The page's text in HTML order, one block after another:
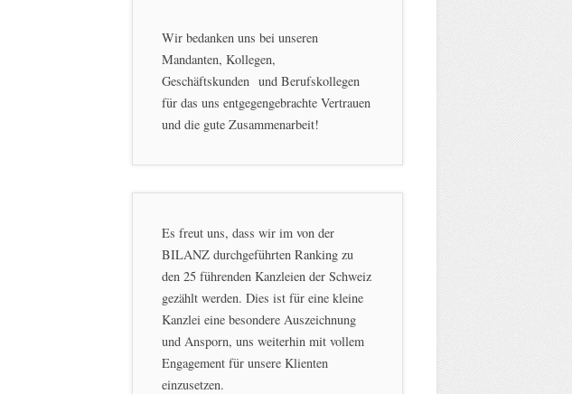
Wir bedanken uns bei unseren
Mandanten, Kollegen,
Geschäftskunden und Berufskollegen
für das uns entgegengebrachte Vertrauen
und die gute Zusammenarbeit!
Es freut uns, dass wir im von der
BILANZ durchgeführten Ranking zu
den 25 führenden Kanzleien der Schweiz
gezählt werden. Dies ist für eine kleine
Kanzlei eine besondere Auszeichnung
und Ansporn, uns weiterhin mit vollem
Engagement für unsere Klienten
einzusetzen.